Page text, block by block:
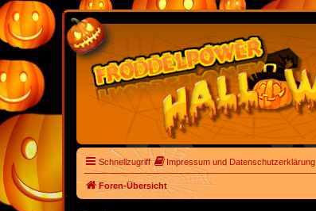
Schnellzugriff Impressum und Datenschutzerklärung
Foren-Übersicht